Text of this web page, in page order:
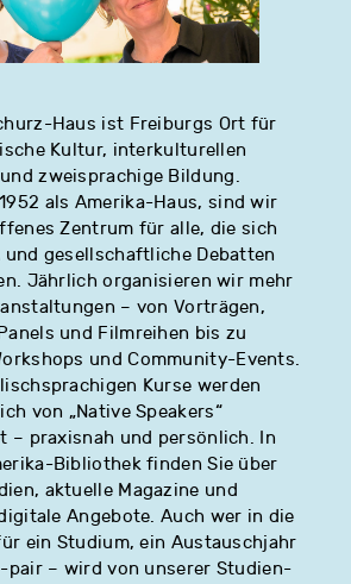
Haus ist Freiburgs Ort für
Kultur, interkulturellen
zweisprachige Bildung.
als Amerika-Haus, sind wir
Zentrum für alle, die sich
und gesellschaftliche Debatten
Jährlich organisieren wir mehr
– von Vorträgen,
und Filmreihen bis zu
und Community-Events.
Kurse werden
von „Native Speakers“
– praxisnah und persönlich. In
Bibliothek finden Sie über
aktuelle Magazine und
Angebote. Auch wer in die
ein Studium, ein Austauschjahr
pair – wird von unserer Studien-